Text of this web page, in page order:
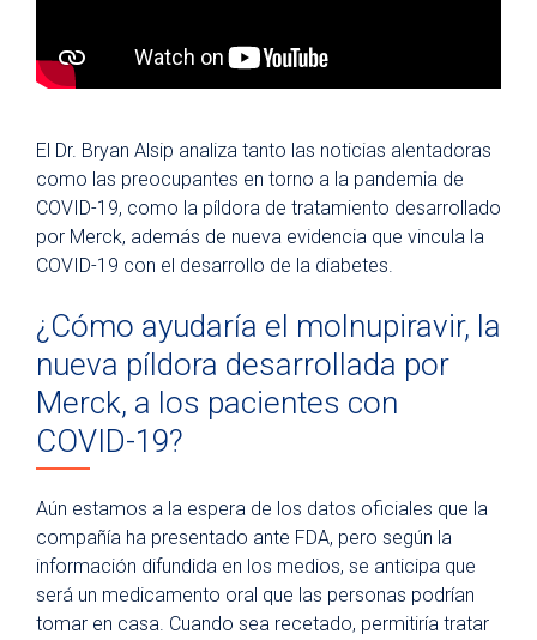
El Dr. Bryan Alsip analiza tanto las noticias alentadoras
como las preocupantes en torno a la pandemia de
COVID-19, como la píldora de tratamiento desarrollado
por Merck, además de nueva evidencia que vincula la
COVID-19 con el desarrollo de la diabetes.
¿Cómo ayudaría el molnupiravir, la
nueva píldora desarrollada por
Merck, a los pacientes con
COVID-19?
Aún estamos a la espera de los datos oficiales que la
compañía ha presentado ante FDA, pero según la
información difundida en los medios, se anticipa que
será un medicamento oral que las personas podrían
tomar en casa. Cuando sea recetado, permitiría tratar